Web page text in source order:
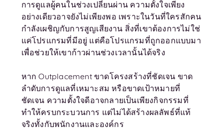
การดูแลผู้คนในช่วงเปลี่ยนผ่าน ความตั้งใจเพียง
อย่างเดียวอาจยังไม่เพียงพอ เพราะในวันที่ใครสักคน
กำลังเผชิญกับการสูญเสียงาน สิ่งที่เขาต้องการไม่ใช่
แค่โปรแกรมที่มีอยู่ แต่คือโปรแกรมที่ถูกออกแบบมา
เพื่อช่วยให้เขาก้าวผ่านช่วงเวลานั้นได้จริง
หาก Outplacement ขาดโครงสร้างที่ชัดเจน ขาด
ลำดับการดูแลที่เหมาะสม หรือขาดเป้าหมายที่
ชัดเจน ความตั้งใจดีอาจกลายเป็นเพียงกิจกรรมที่
ทำให้ครบกระบวนการ แต่ไม่ได้สร้างผลลัพธ์ที่แท้
จริงทั้งกับพนักงานและองค์กร